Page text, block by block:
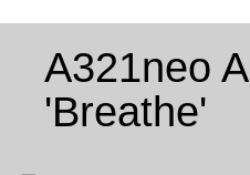
A321neo
'Breathe'